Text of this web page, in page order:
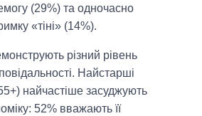
(29%) та одночасно
«тіні» (14%).
різний рівень
Найстарші
найчастіше засуджують
52% вважають її